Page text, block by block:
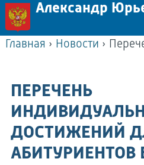
Александр
Главная › Новости ›
ПЕРЕЧЕНЬ
ДОСТИЖЕНИЙ
АБИТУРИЕНТОВ